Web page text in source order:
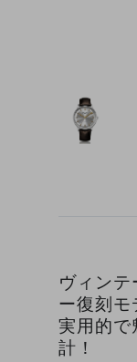
ヴィンテ
ー復刻モ
実用的で
計！